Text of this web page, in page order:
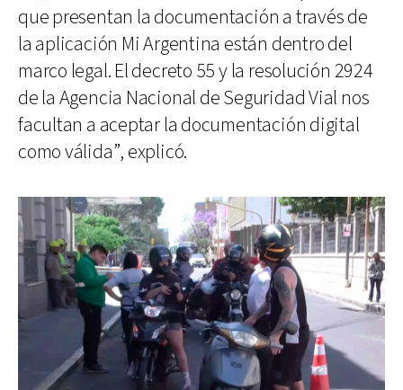
que presentan la documentación a través de
la aplicación Mi Argentina están dentro del
marco legal. El decreto 55 y la resolución 2924
de la Agencia Nacional de Seguridad Vial nos
facultan a aceptar la documentación digital
como válida”, explicó.